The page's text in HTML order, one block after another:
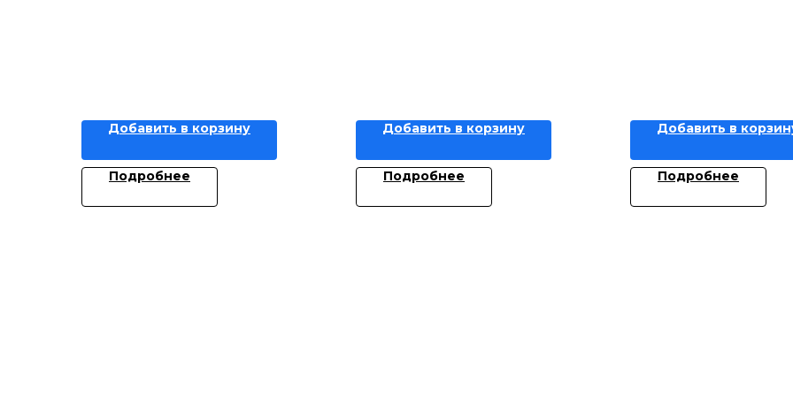
Добавить в корзину
Подробнее
Добавить в корзину
Подробнее
Добавить в
Подробнее